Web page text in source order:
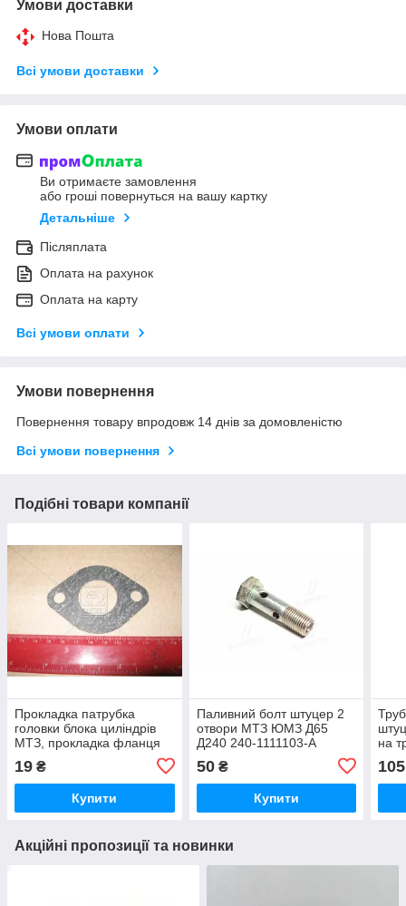
Умови доставки
Нова Пошта
Всі умови доставки
Умови оплати
Ви отримаєте замовлення
або гроші повернуться на вашу картку
Детальніше
Післяплата
Оплата на рахунок
Оплата на карту
Всі умови оплати
Умови повернення
Повернення товару впродовж 14 днів за домовленістю
Всі умови повернення
Подібні товари компанії
Прокладка патрубка
головки блока циліндрів
МТЗ, прокладка фланця
19 ₴
Купити
Паливний болт штуцер 2
отвори МТЗ ЮМЗ Д65
Д240 240-1111103-А
50₴
Купити
на
105
Акційні пропозиції та новинки